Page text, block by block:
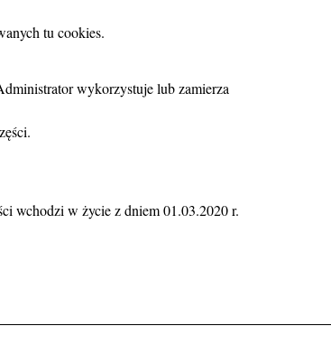
tu cookies.
wykorzystuje lub zamierza
wchodzi w życie z dniem 01.03.2020 r.